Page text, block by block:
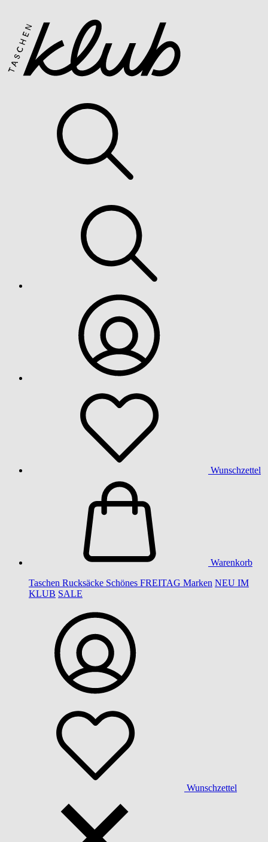
Wunschzettel
Warenkorb
Taschen Rucksäcke Schönes FREITAG Marken NEU IM
KLUB SALE
Wunschzettel